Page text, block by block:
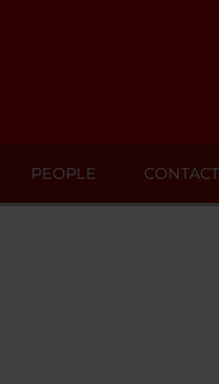
PEOPLE